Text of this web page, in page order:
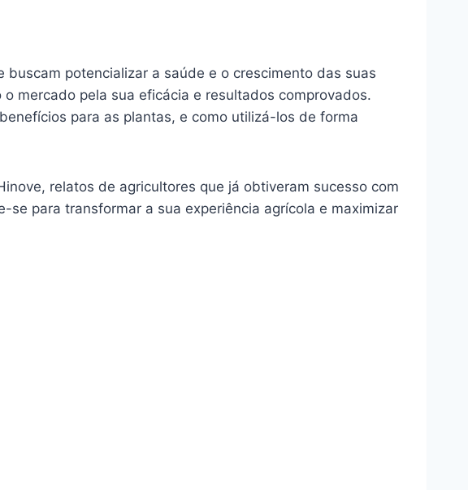
potencializar a saúde e o crescimento das suas
mercado pela sua eficácia e resultados comprovados.
para as plantas, e como utilizá-los de forma
relatos de agricultores que já obtiveram sucesso com
para transformar a sua experiência agrícola e maximizar